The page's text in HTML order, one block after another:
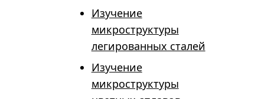
Изучение
микроструктуры
легированных сталей
Изучение
микроструктуры